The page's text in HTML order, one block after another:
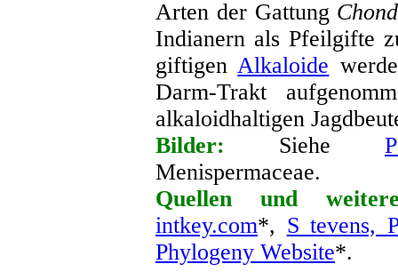
Arten der Gattung
Indianern als Pfeilgifte
giftigenAlkaloide
Darm-Trakt
alkaloidhaltigen
Bilder: Siehe
Menispermaceae.
Quellen und
intkey.com*, S tevens,
Phylogeny Website*.